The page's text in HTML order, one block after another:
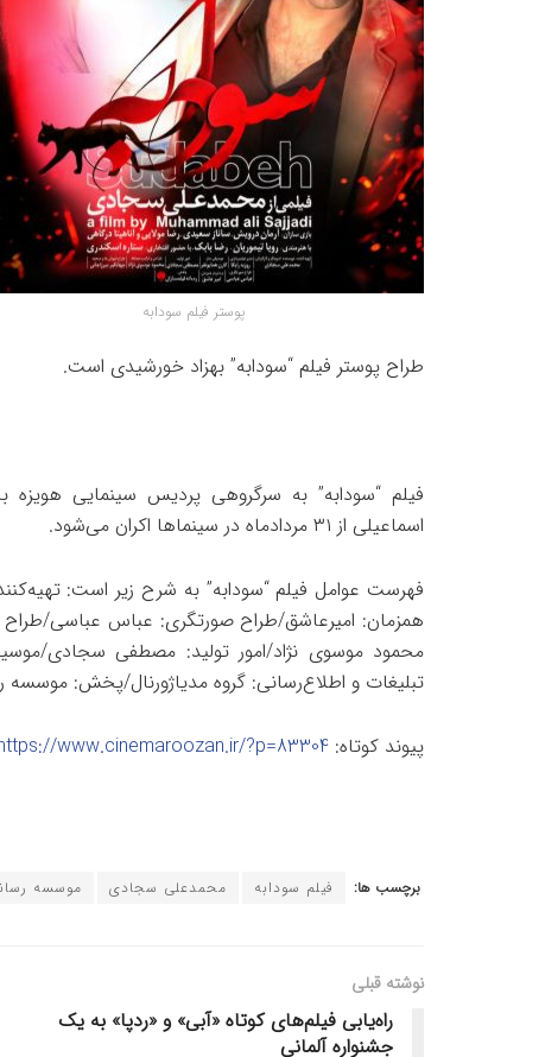
پوستر فیلم سودابه
طراح پوستر فیلم “سودابه” بهزاد خورشیدی است.
فیلم “سودابه” به سرگروهی پردیس سینمایی
اسماعیلی از ۳۱ مردادماه در سینماها اکران می‌شود.
فهرست عوامل فیلم “سودابه” به شرح زیر است:
همزمان: امیرعاشق/طراح صورتگری: عباس عباسی/
محمود موسوی نژاد/امور تولید: مصطفی سجادی/
تبلیغات و اطلاع‌رسانی: گروه مدیاژورنال/پخش: موسسه
پیوند کوتاه: www.cinemaroozan.ir/?p=83304
برچسب ها: فیلم سودابه محمدعلی سجادی موسسه
نوشته قبلی
راه‌یابی فیلم‌های کوتاه «آبی» و «ردپا» به یک
جشنواره آلمانی